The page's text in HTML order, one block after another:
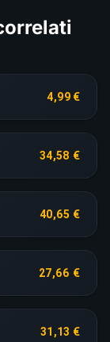
4,99 €
34,58 €
40,65 €
27,66 €
31,13 €